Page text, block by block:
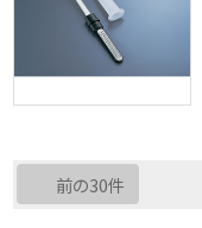
前の30件